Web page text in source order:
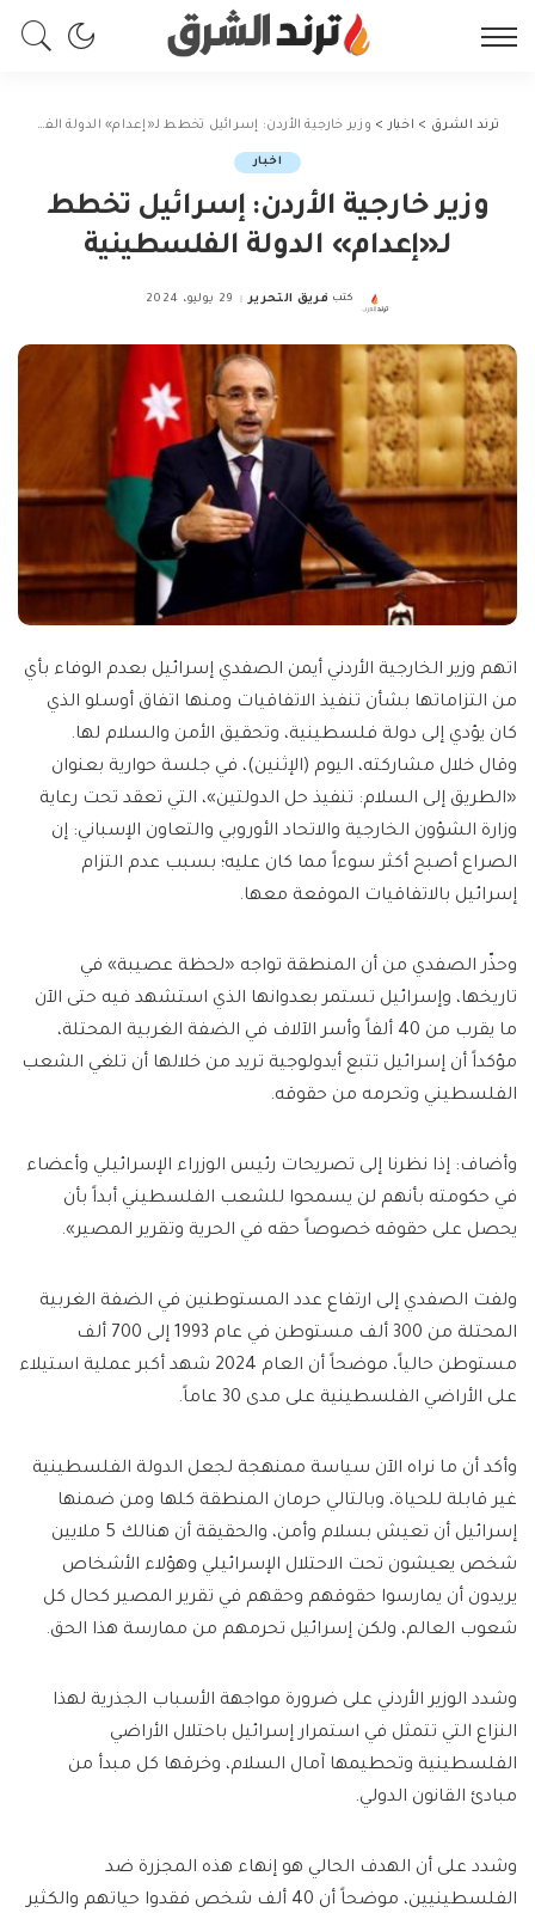
ترند الشرق > اخبار > وزير خارجية الأردن: إسرائيل تخطط لـ«إعدام» الدولة الفلسطينية
اخبار
وزير خارجية الأردن: إسرائيل تخطط
لـ«إعدام» الدولة الفلسطينية
Posted
كتب فريق التحرير 29 يوليو، 2024
اتهم وزير الخارجية الأردني أيمن الصفدي إسرائيل بعدم الوفاء بأي
من التزاماتها بشأن تنفيذ الاتفاقيات ومنها اتفاق أوسلو الذي
كان يؤدي إلى دولة فلسطينية، وتحقيق الأمن والسلام لها.
وقال خلال مشاركته، اليوم (الإثنين)، في جلسة حوارية بعنوان
«الطريق إلى السلام: تنفيذ حل الدولتين»، التي تعقد تحت رعاية
وزارة الشؤون الخارجية والاتحاد الأوروبي والتعاون الإسباني: إن
الصراع أصبح أكثر سوءاً مما كان عليه؛ بسبب عدم التزام
إسرائيل بالاتفاقيات الموقعة معها.
وحذّر الصفدي من أن المنطقة تواجه «لحظة عصيبة» في
تاريخها، وإسرائيل تستمر بعدوانها الذي استشهد فيه حتى الآن
ما يقرب من 40 ألفاً وأسر الآلاف في الضفة الغربية المحتلة،
مؤكداً أن إسرائيل تتبع أيدولوجية تريد من خلالها أن تلغي الشعب
الفلسطيني وتحرمه من حقوقه.
وأضاف: إذا نظرنا إلى تصريحات رئيس الوزراء الإسرائيلي وأعضاء
في حكومته بأنهم لن يسمحوا للشعب الفلسطيني أبداً بأن
يحصل على حقوقه خصوصاً حقه في الحرية وتقرير المصير».
ولفت الصفدي إلى ارتفاع عدد المستوطنين في الضفة الغربية
المحتلة من 300 ألف مستوطن في عام 1993 إلى 700 ألف
مستوطن حالياً، موضحاً أن العام 2024 شهد أكبر عملية استيلاء
على الأراضي الفلسطينية على مدى 30 عاماً.
وأكد أن ما نراه الآن سياسة ممنهجة لجعل الدولة الفلسطينية
غير قابلة للحياة، وبالتالي حرمان المنطقة كلها ومن ضمنها
إسرائيل أن تعيش بسلام وأمن، والحقيقة أن هنالك 5 ملايين
شخص يعيشون تحت الاحتلال الإسرائيلي وهؤلاء الأشخاص
يريدون أن يمارسوا حقوقهم وحقهم في تقرير المصير كحال كل
شعوب العالم، ولكن إسرائيل تحرمهم من ممارسة هذا الحق.
وشدد الوزير الأردني على ضرورة مواجهة الأسباب الجذرية لهذا
النزاع التي تتمثل في استمرار إسرائيل باحتلال الأراضي
الفلسطينية وتحطيمها آمال السلام، وخرقها كل مبدأ من
مبادئ القانون الدولي.
وشدد على أن الهدف الحالي هو إنهاء هذه المجزرة ضد
الفلسطينيين، موضحاً أن 40 ألف شخص فقدوا حياتهم والكثير